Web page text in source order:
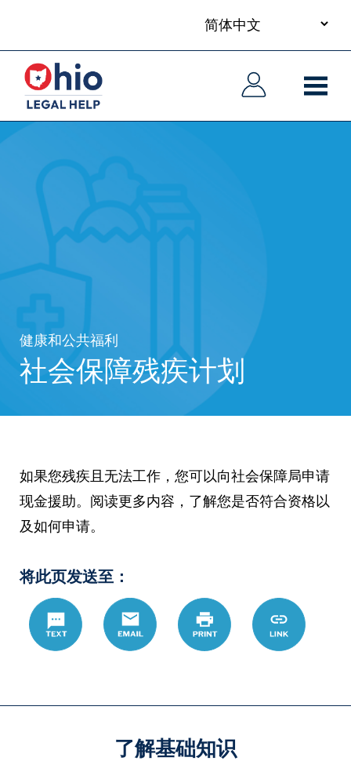
main
content
language
主
导
航
主
导
航
健康和公共福利
社会保障残疾计划
如果您残疾且无法工作，您可以向社会保障局申请
现金援助。阅读更多内容，了解您是否符合资格以
及如何申请。
将此页发送至：
Text
Email Print
https://
hans/
Link
了解基础知识